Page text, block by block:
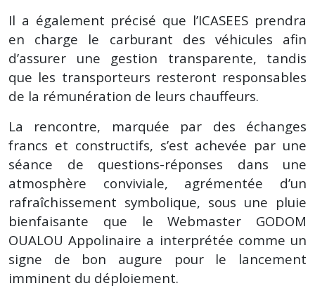
Il a également précisé que l’ICASEES prendra
en charge le carburant des véhicules afin
d’assurer une gestion transparente, tandis
que les transporteurs resteront responsables
de la rémunération de leurs chauffeurs.
La rencontre, marquée par des échanges
francs et constructifs, s’est achevée par une
séance de questions-réponses dans une
atmosphère conviviale, agrémentée d’un
rafraîchissement symbolique, sous une pluie
bienfaisante que le Webmaster GODOM
OUALOU Appolinaire a interprétée comme un
signe de bon augure pour le lancement
imminent du déploiement.